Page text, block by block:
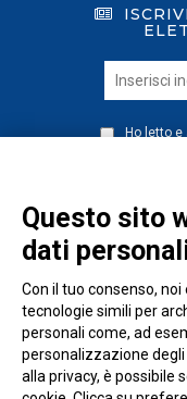
Ho letto e
Questo sito
dati
Con il tuo consenso,
tecnologie simili per
personali come, ad
personalizzazione
alla privacy, è possibile